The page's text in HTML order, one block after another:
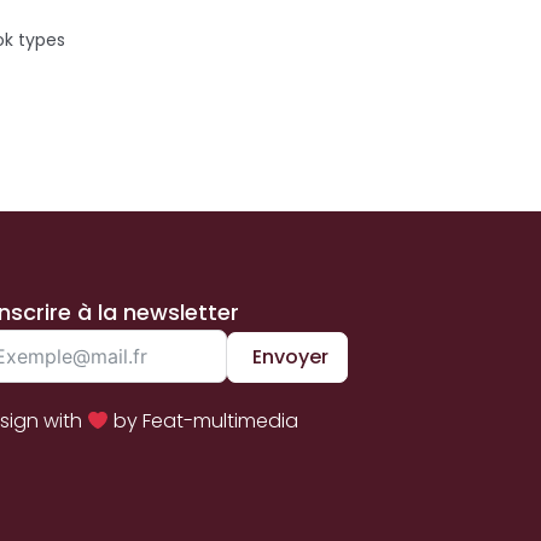
types
à la newsletter
Envoyer
with by Feat-multimedia